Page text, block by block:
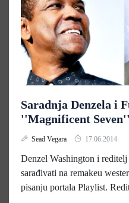
Saradnja Denzela i
''Magnificent Seven''
Sead Vegara 17.06.2014.
Denzel Washington i
sarađivati na remakeu
pisanju portala Playlist.